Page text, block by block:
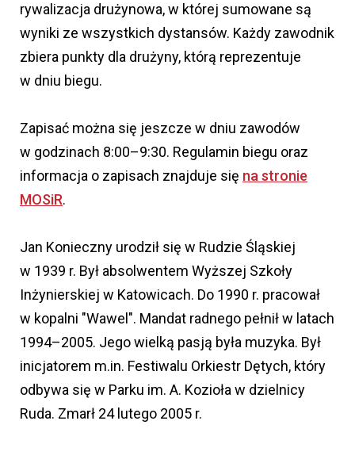
rywalizacja drużynowa, w której sumowane są
wyniki ze wszystkich dystansów. Każdy zawodnik
zbiera punkty dla drużyny, którą reprezentuje
w dniu biegu.
Zapisać można się jeszcze w dniu zawodów
w godzinach 8:00–9:30. Regulamin biegu oraz
informacja o zapisach znajduje się na stronie
MOSiR.
Jan Konieczny urodził się w Rudzie Śląskiej
w 1939 r. Był absolwentem Wyższej Szkoły
Inżynierskiej w Katowicach. Do 1990 r. pracował
w kopalni "Wawel". Mandat radnego pełnił w latach
1994–2005. Jego wielką pasją była muzyka. Był
inicjatorem m.in. Festiwalu Orkiestr Dętych, który
odbywa się w Parku im. A. Kozioła w dzielnicy
Ruda. Zmarł 24 lutego 2005 r.